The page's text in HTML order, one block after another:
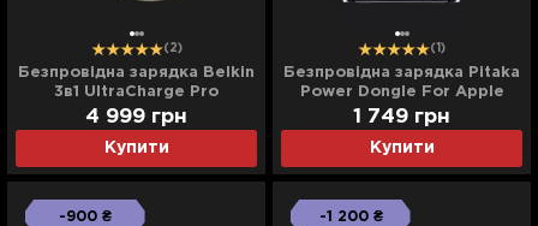
(2)
Безпровідна зарядка Belkin
3в1 UltraCharge Pro
Magnetic Charging 25Вт
Dock (Sand)
Купити
4 999 грн
(1)
Безпровідна зарядка Pitaka
Power Dongle For Apple
Watch (PD1001)
Купити
1 749 грн
-900 ₴ -1 200 ₴